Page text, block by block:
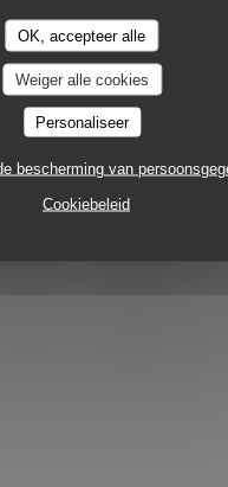
OK, accepteer alle
Weiger alle cookies
Personaliseer
bescherming van
Cookiebeleid
3